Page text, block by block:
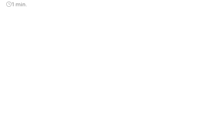
1 min.